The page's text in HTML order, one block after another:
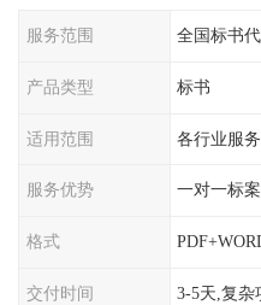
服务范围 全国标书
产品类型 标书
适用范围 各行业服
服务优势 一对一标
格式
交付时间 3-5天,复杂